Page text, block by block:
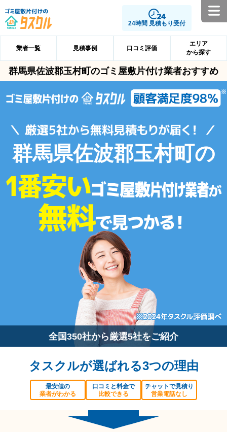
24時間 見積もり受付
業者一覧 見積事例 口コミ評価
エリア
から探す
群馬県佐波郡玉村町のゴミ屋敷片付け業者おすすめ
群馬県佐波郡玉村町の
全国350社から厳選5社をご紹介
タスクルが選ばれる3つの理由
最安値の
業者がわかる
口コミと料金で
比較できる
チャットで見積り
営業電話なし